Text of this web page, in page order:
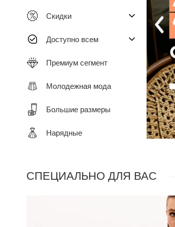
Скидки
Доступно всем
Премиум сегмент
Молодежная мода
Большие размеры
Нарядные
СПЕЦИАЛЬНО ДЛЯ ВАС